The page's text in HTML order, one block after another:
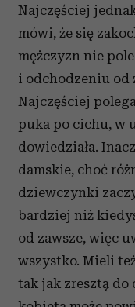
Najczęściej
mówi, że się
mężczyzn nie
i odchodzeniu od
Najczęściej
puka po cichu, w
dowiedziała.
damskie, choć
dziewczynki
bardziej niż
od zawsze, więc
wszystko. Mieli
tak jak zresztą do